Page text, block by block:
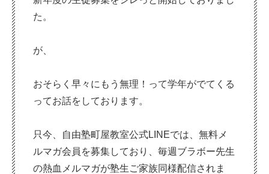
た。
が、
おそらく早々にもう無理！って学年がでてくる
ってお話をしております。
只今、自由塾町屋教室公式LINEでは、無料メ
ルマガ会員を募集しており、毎週ブラボー先生
の熱血メルマガが塾生ご家族同様配信されま